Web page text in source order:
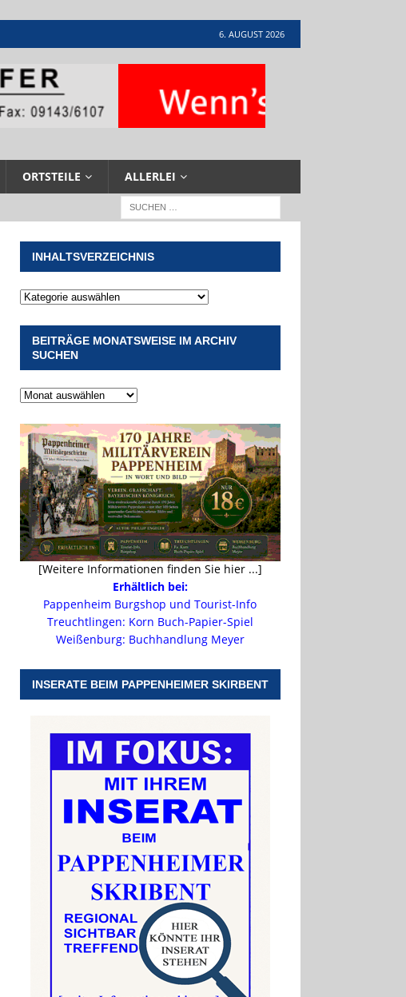
6. AUGUST 2026
ORTSTEILE ALLERLEI
INHALTSVERZEICHNIS
BEITRÄGE MONATSWEISE IM ARCHIV
SUCHEN
[Weitere Informationen finden Sie hier ...]
Erhältlich bei:
Pappenheim Burgshop und Tourist-Info
Treuchtlingen: Korn Buch-Papier-Spiel
Weißenburg: Buchhandlung Meyer
INSERATE BEIM PAPPENHEIMER SKIRBENT